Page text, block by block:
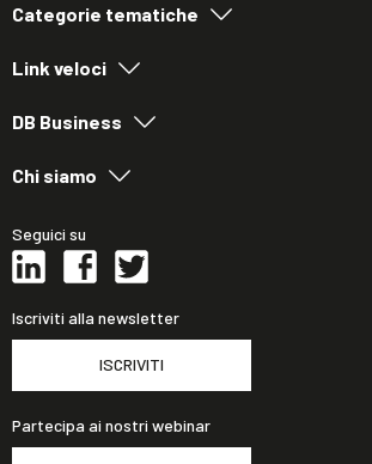
Categorie tematiche
Link veloci
DB Business
Chi siamo
Seguici su
Iscriviti alla newsletter
ISCRIVITI
Partecipa ai nostri webinar